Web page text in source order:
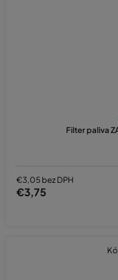
Filter paliva
€3,05 bez DPH
€3,75